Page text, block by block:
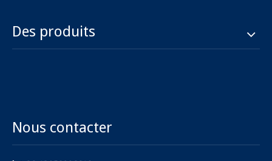
Des produits
Nous contacter